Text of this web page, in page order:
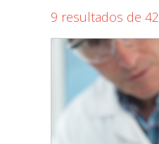
9 resultados de